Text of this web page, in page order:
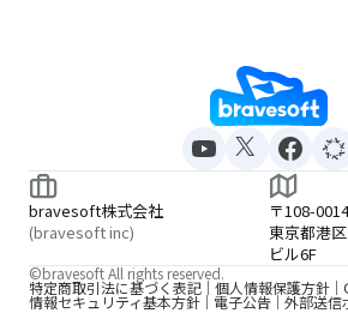
bravesoft株式会社
(bravesoft inc)
〒108-0014
東京都港
ビル6F
特定商取引法に基づく表記 個人情報保護方針
情報セキュリティ基本方針 電子公告 外部送信
©bravesoft All rights reserved.